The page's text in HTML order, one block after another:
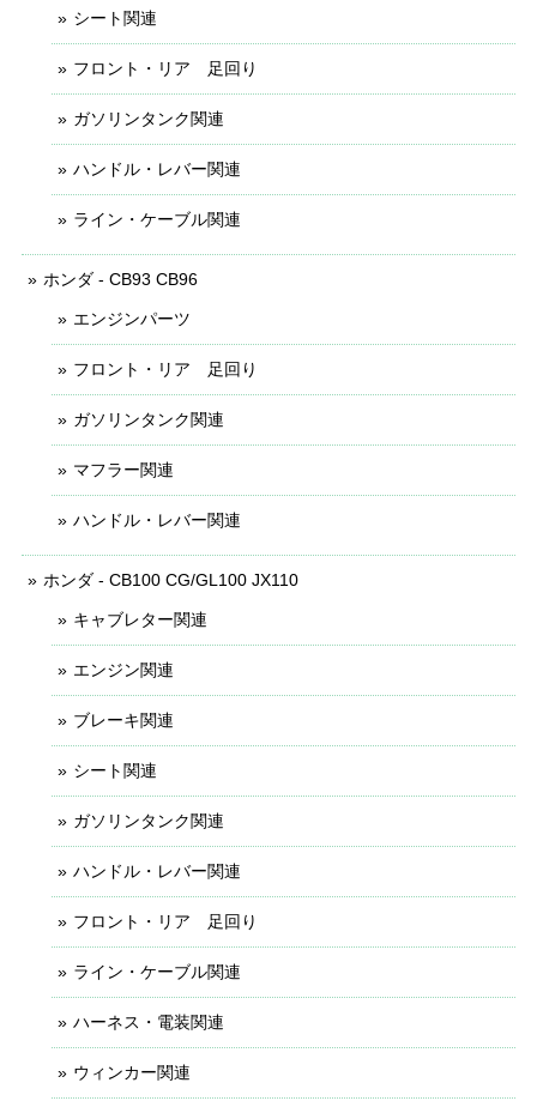
シート関連
フロント・リア 足回り
ガソリンタンク関連
ハンドル・レバー関連
ライン・ケーブル関連
ホンダ - CB93 CB96
エンジンパーツ
フロント・リア 足回り
ガソリンタンク関連
マフラー関連
ハンドル・レバー関連
ホンダ - CB100 CG/GL100 JX110
キャブレター関連
エンジン関連
ブレーキ関連
シート関連
ガソリンタンク関連
ハンドル・レバー関連
フロント・リア 足回り
ライン・ケーブル関連
ハーネス・電装関連
ウィンカー関連